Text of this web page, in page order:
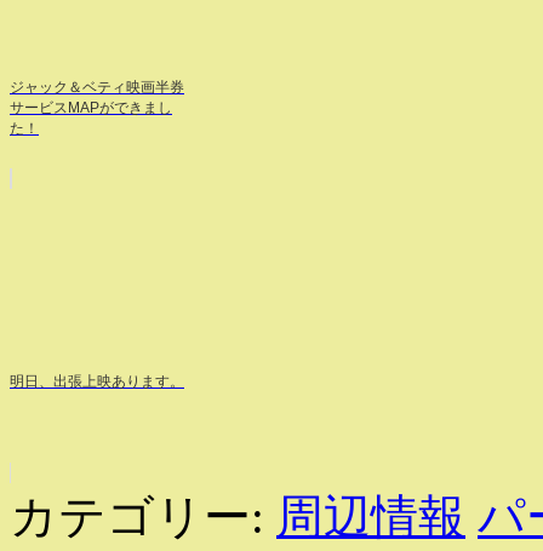
ジャック＆ベティ映画半券
サービスMAPができまし
た！
明日、出張上映あります。
カテゴリー: 周辺情報 パ